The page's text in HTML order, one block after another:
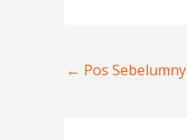
← Pos